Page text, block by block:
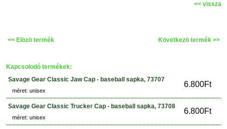
<< vissza
<< Elözö termék Következö termék >>
Kapcsolodó termékek:
Savage Gear Classic Jaw Cap - baseball sapka, 73707
6.800Ft
méret: unisex
Savage Gear Classic Trucker Cap - baseball sapka, 73708
6.800Ft
méret: unisex